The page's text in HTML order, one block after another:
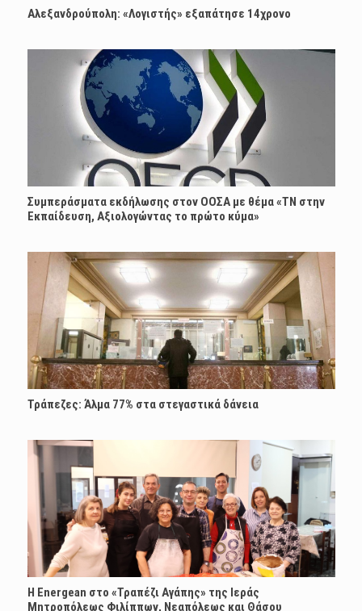
Αλεξανδρούπολη: «Λογιστής» εξαπάτησε 14χρονο
Συμπεράσματα εκδήλωσης στον ΟΟΣΑ με θέμα «ΤΝ στην
Εκπαίδευση, Αξιολογώντας το πρώτο κύμα»
Τράπεζες: Άλμα 77% στα στεγαστικά δάνεια
H Energean στο «Τραπέζι Αγάπης» της Ιεράς
Μητροπόλεως Φιλίππων, Νεαπόλεως και Θάσου